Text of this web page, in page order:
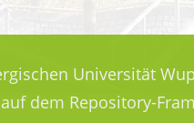
Universität
dem Repository-